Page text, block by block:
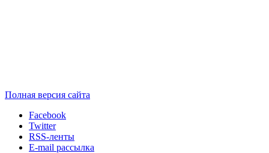
Полная версия сайта
Facebook
Twitter
RSS-ленты
E-mail рассылка